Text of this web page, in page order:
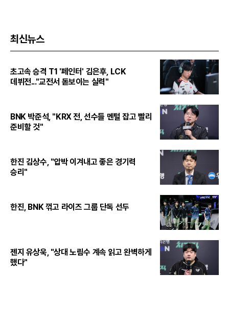
최신뉴스
초고속 승격 T1 '페인터' 김은후, LCK
데뷔전..."교전서 돋보이는 실력"
BNK 박준석, "KRX 전, 선수들 멘털 잡고 빨리
준비할 것"
한진 김상수, "압박 이겨내고 좋은 경기력
승리"
한진, BNK 꺾고 라이즈 그룹 단독 선두
젠지 유상욱, "상대 노림수 계속 읽고 완벽하게
했다"